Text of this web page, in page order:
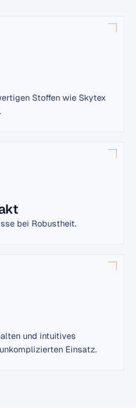
LOGIN)
Stoffen wie Skytex
bei Robustheit.
und intuitives
Einsatz.